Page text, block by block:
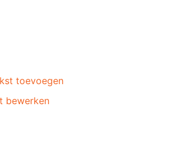
toevoegen
bewerken